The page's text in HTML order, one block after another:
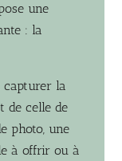
une
: la
capturer la
de celle de
photo, une
à offrir ou à